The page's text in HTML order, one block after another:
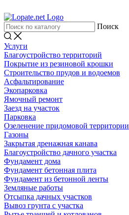
Поиск
Услуги
Благоустройство территорий
Покрытие из резиновой крошки
Строительство прудов и водоемов
Асфальтирование
Экопарковка
Ямочный ремонт
Заезд на участок
Парковка
Озеленение придомовой территории
Газоны
Закрытая дренажная канава
Благоустройство дачного участка
Фундамент дома
Фундамент бетонная плита
Фундамент из бетонной ленты
Земляные работы
Отсыпка дачных участков
Вывоз грунта с участка